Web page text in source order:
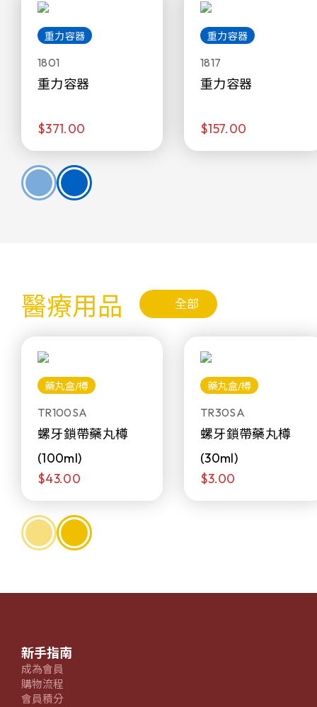
重力容器
1801
重力容器
$371.00
重力容器
1817
重力容器
$157.00
醫療用品 全部
藥丸盒/樽
TR100SA
螺牙鎖帶藥丸樽
(100ml)
$43.00
藥丸盒/樽
TR30SA
螺牙鎖帶藥丸樽
(30ml)
$3.00
新手指南
成為會員
購物流程
會員積分